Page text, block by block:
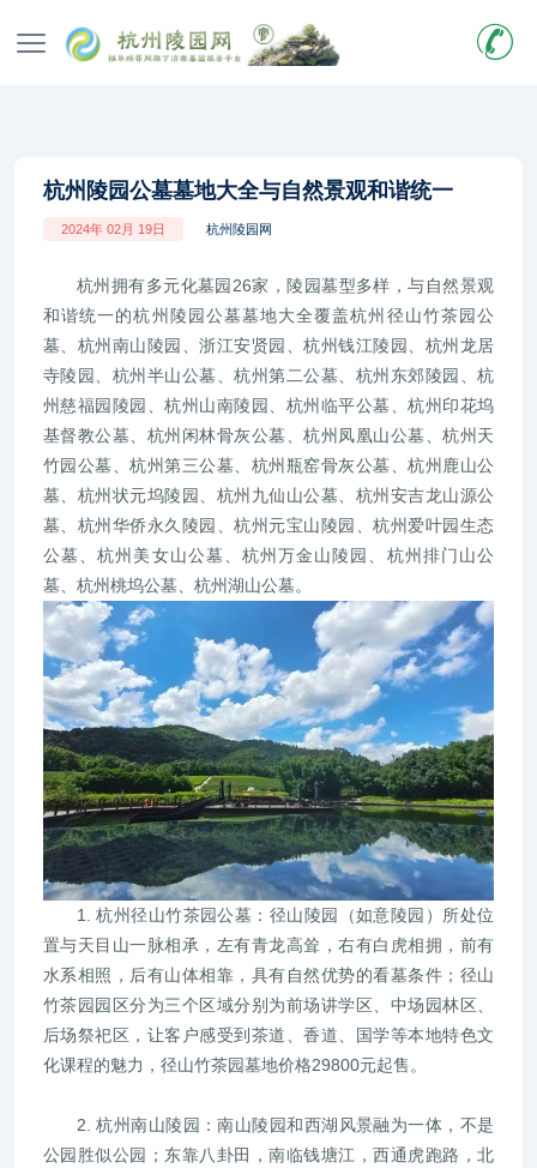
杭州陵园公墓墓地大全与自然景观和谐统一
2024年 02月 19日 杭州陵园网
杭州拥有多元化墓园26家，陵园墓型多样，与自然景观
和谐统一的杭州陵园公墓墓地大全覆盖杭州径山竹茶园公
墓、杭州南山陵园、浙江安贤园、杭州钱江陵园、杭州龙居
寺陵园、杭州半山公墓、杭州第二公墓、杭州东郊陵园、杭
州慈福园陵园、杭州山南陵园、杭州临平公墓、杭州印花坞
基督教公墓、杭州闲林骨灰公墓、杭州凤凰山公墓、杭州天
竹园公墓、杭州第三公墓、杭州瓶窑骨灰公墓、杭州鹿山公
墓、杭州状元坞陵园、杭州九仙山公墓、杭州安吉龙山源公
墓、杭州华侨永久陵园、杭州元宝山陵园、杭州爱叶园生态
公墓、杭州美女山公墓、杭州万金山陵园、杭州排门山公
墓、杭州桃坞公墓、杭州湖山公墓。
1. 杭州径山竹茶园公墓：径山陵园（如意陵园）所处位
置与天目山一脉相承，左有青龙高耸，右有白虎相拥，前有
水系相照，后有山体相靠，具有自然优势的看墓条件；径山
竹茶园园区分为三个区域分别为前场讲学区、中场园林区、
后场祭祀区，让客户感受到茶道、香道、国学等本地特色文
化课程的魅力，径山竹茶园墓地价格29800元起售。
2. 杭州南山陵园：南山陵园和西湖风景融为一体，不是
公园胜似公园；东靠八卦田，南临钱塘江，西通虎跑路，北